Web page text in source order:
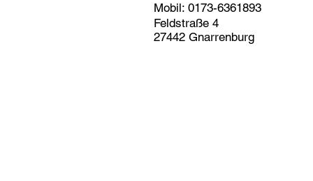
Mobil: 0173-6361893
Feldstraße 4
27442 Gnarrenburg